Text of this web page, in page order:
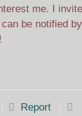
me. I
be notified
Report